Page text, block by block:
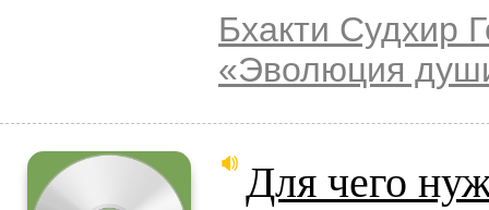
Бхакти Судхир
«Эволюция
Для чего